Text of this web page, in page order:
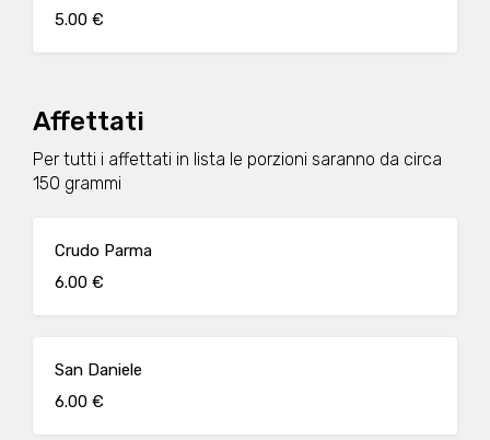
5.00 €
Affettati
Per tutti i affettati in lista le porzioni saranno da circa
150 grammi
Crudo Parma
6.00 €
San Daniele
6.00 €